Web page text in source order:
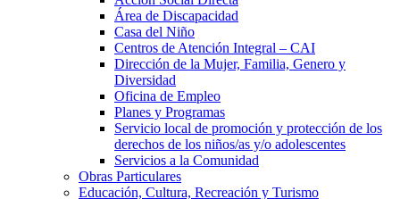
Área de Discapacidad
Casa del Niño
Centros de Atención Integral – CAI
Dirección de la Mujer, Familia, Genero y
Diversidad
Oficina de Empleo
Planes y Programas
Servicio local de promoción y protección de los
derechos de los niños/as y/o adolescentes
Servicios a la Comunidad
Obras Particulares
Educación, Cultura, Recreación y Turismo